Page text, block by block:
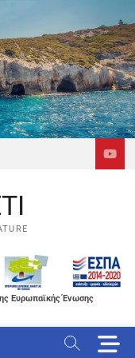
εργαλείων
Ευρωπαϊκής Ένωσης
M
e